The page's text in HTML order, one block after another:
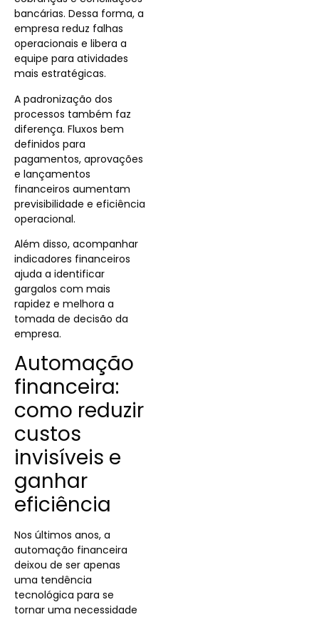
bancárias. Dessa forma, a
empresa reduz falhas
operacionais e libera a
equipe para atividades
mais estratégicas.
A padronização dos
processos também faz
diferença. Fluxos bem
definidos para
pagamentos, aprovações
e lançamentos
financeiros aumentam
previsibilidade e eficiência
operacional.
Além disso, acompanhar
indicadores financeiros
ajuda a identificar
gargalos com mais
rapidez e melhora a
tomada de decisão da
empresa.
Automação
financeira:
como reduzir
custos
invisíveis e
ganhar
eficiência
Nos últimos anos, a
automação financeira
deixou de ser apenas
uma tendência
tecnológica para se
tornar uma necessidade